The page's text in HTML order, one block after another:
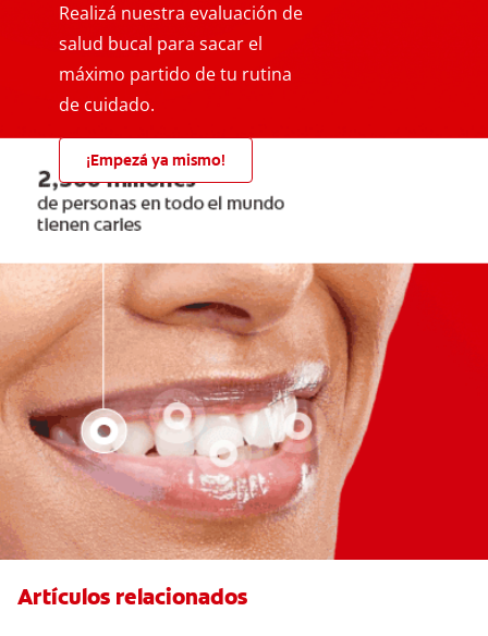
Realizá nuestra evaluación de
salud bucal para sacar el
máximo partido de tu rutina
de cuidado.
¡Empezá ya mismo!
Artículos relacionados